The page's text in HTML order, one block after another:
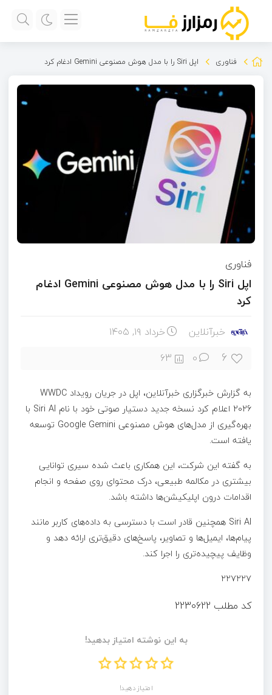
فناوری اپل Siri را با مدل هوش مصنوعی Gemini ادغام کرد
فناوری
اپل Siri را با مدل هوش مصنوعی Gemini ادغام
کرد
خبرآنلاین خرداد ۱۹, ۱۴۰۵
6
0
63
به گزارش خبرگزاری خبرآنلاین، اپل در جریان رویداد WWDC
2026 اعلام کرد نسخه جدید دستیار صوتی خود با نام Siri AI با
بهره‌گیری از مدل‌های هوش مصنوعی Google Gemini توسعه
یافته است.
به گفته این شرکت، این همکاری باعث شده سیری توانایی
بیشتری در مکالمه طبیعی، درک محتوای روی صفحه و انجام
اقدامات درون اپلیکیشن‌ها داشته باشد.
Siri AI همچنین قادر است با دسترسی به داده‌های کاربر مانند
پیام‌ها، ایمیل‌ها و تصاویر، پاسخ‌های دقیق‌تری ارائه دهد و
وظایف پیچیده‌تری را اجرا کند.
۲۲۷۲۲۷
کد مطلب 2230622
به این نوشته امتیاز بدهید!
امتیاز دهید!